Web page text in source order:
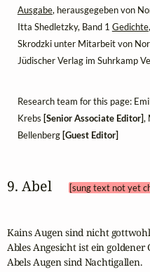
Ausgabe, herausgegeben von
Itta Shedletzky, Band 1 Gedichte
Skrodzki unter Mitarbeit von
Jüdischer Verlag im Suhrkamp
Research team for this page:
Krebs [Senior Associate Editor],
Bellenberg [Guest Editor]
9. Abel [sung text not yet
Kains Augen sind nicht
Ables Angesicht ist ein goldener
Abels Augen sind Nachtigallen.